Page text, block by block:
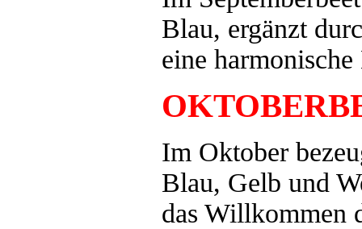
Blau, ergänzt
eine
Im Oktober
Blau, Gelb und
das Willkommen